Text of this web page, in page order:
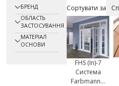
БРЕНД
ОБЛАСТЬ
ЗАСТОСУВАННЯ
МАТЕРІАЛ
ОСНОВИ
Сортувати за
FHS (In)-7
Система
Farbmann...